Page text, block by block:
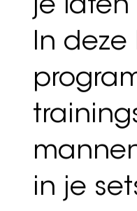
fitness
zonder
Bij
je laten